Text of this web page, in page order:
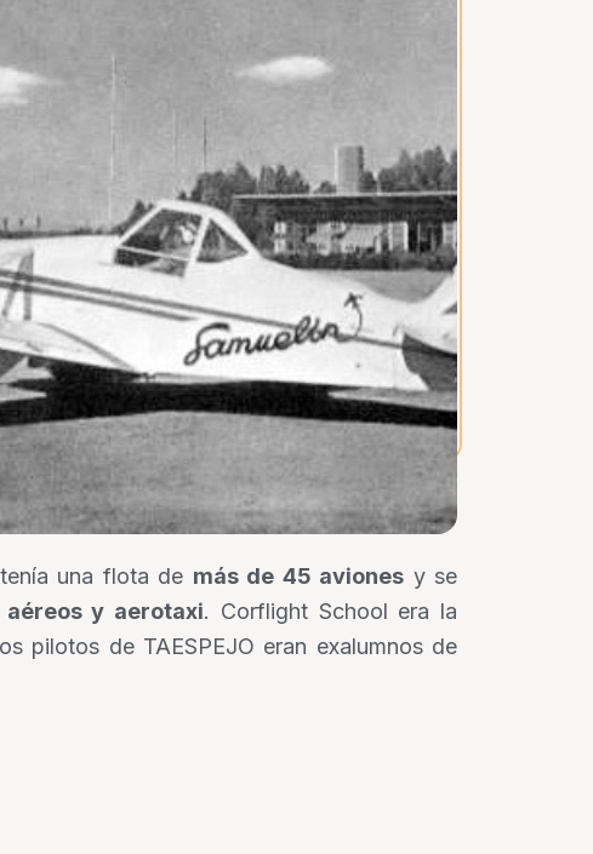
una flota de más de 45 aviones y se
y aerotaxi. Corflight School era la
pilotos de TAESPEJO eran exalumnos de